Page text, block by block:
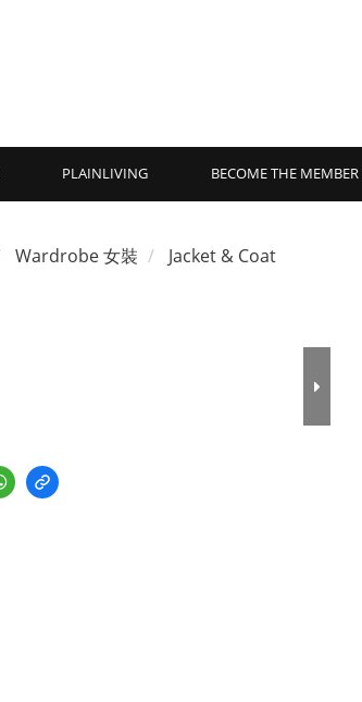
PLAINLIVING BECOME THE MEMBER
Wardrobe 女裝 Jacket & Coat